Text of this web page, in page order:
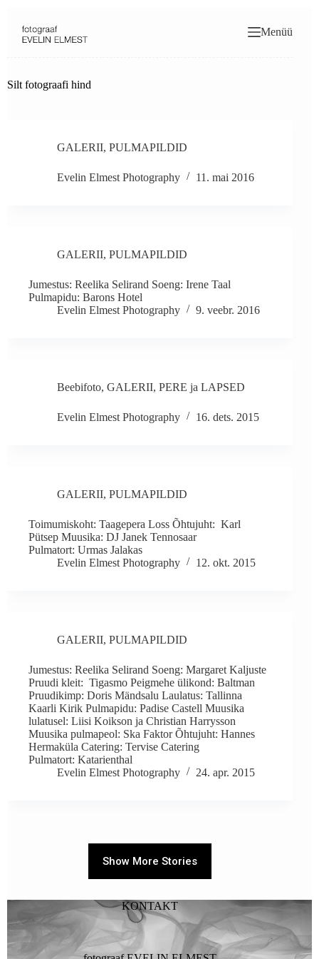
content
Menüü
Silt fotograafi hind
GALERII, PULMAPILDID
Evelin Elmest Photography 11. mai 2016
GALERII, PULMAPILDID
Jumestus: Reelika Selirand Soeng: Irene Taal
Pulmapidu: Barons Hotel
Evelin Elmest Photography
9. veebr. 2016
Beebifoto, GALERII, PERE ja LAPSED
Evelin Elmest Photography 16. dets. 2015
GALERII, PULMAPILDID
Toimumiskoht: Taagepera Loss Õhtujuht: Karl
Pütsep Muusika: DJ Janek Tennosaar
Pulmatort: Urmas Jalakas
Evelin Elmest Photography
12. okt. 2015
GALERII, PULMAPILDID
Jumestus: Reelika Selirand Soeng: Margaret Kaljuste
Pruudi kleit: Tigasmo Peigmehe ülikond: Baltman
Pruudikimp: Doris Mändsalu Laulatus: Tallinna
Kaarli Kirik Pulmapidu: Padise Castell Muusika
lulatusel: Liisi Koikson ja Christian Harrysson
Muusika pulmapeol: Ska Faktor Õhtujuht: Hannes
Hermaküla Catering: Tervise Catering
Pulmatort: Katarienthal
Evelin Elmest Photography
24. apr. 2015
Show More Stories
KONTAKT